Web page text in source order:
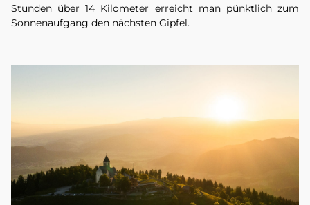
Stunden über 14 Kilometer erreicht man pünktlich zum
Sonnenaufgang den nächsten Gipfel.